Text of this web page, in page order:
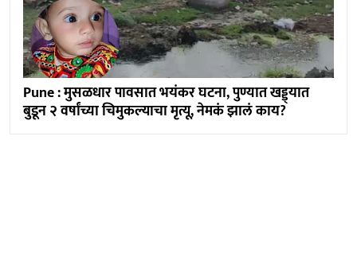
Pune : मुसळधार पावसात भयंकर घटना, पुण्यात खड्ड्यात
बुडून २ वर्षांच्या चिमुकल्याचा मृत्यू, नेमकं झालं काय?